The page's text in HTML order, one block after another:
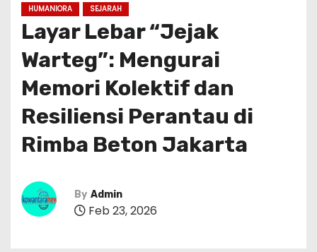
HUMANIORA SEJARAH
Layar Lebar “Jejak
Warteg”: Mengurai
Memori Kolektif dan
Resiliensi Perantau di
Rimba Beton Jakarta
By Admin
Feb 23, 2026